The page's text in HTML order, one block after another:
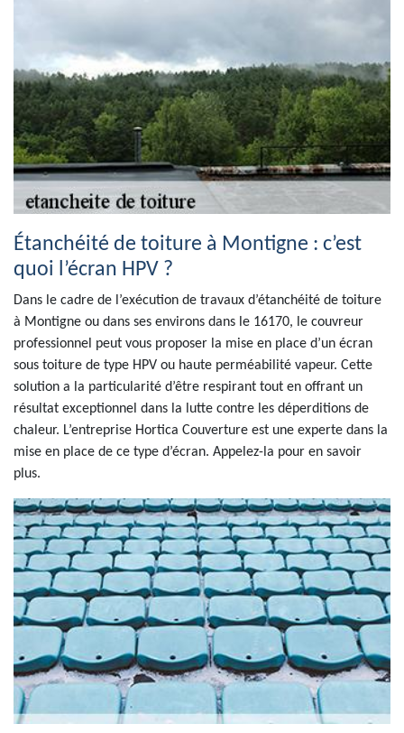
Étanchéité de toiture à Montigne : c’est
quoi l’écran HPV ?
Dans le cadre de l’exécution de travaux d’étanchéité de toiture
à Montigne ou dans ses environs dans le 16170, le couvreur
professionnel peut vous proposer la mise en place d’un écran
sous toiture de type HPV ou haute perméabilité vapeur. Cette
solution a la particularité d’être respirant tout en offrant un
résultat exceptionnel dans la lutte contre les déperditions de
chaleur. L’entreprise Hortica Couverture est une experte dans la
mise en place de ce type d’écran. Appelez-la pour en savoir
plus.